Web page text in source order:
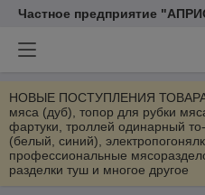
Частное предприятие
НОВЫЕ ПОСТУПЛЕНИЯ ТОВАРА
мяса (дуб), топор для рубки
фартуки, троллей одинарный
(белый, синий),
профессиональные
разделки туш и многое другое